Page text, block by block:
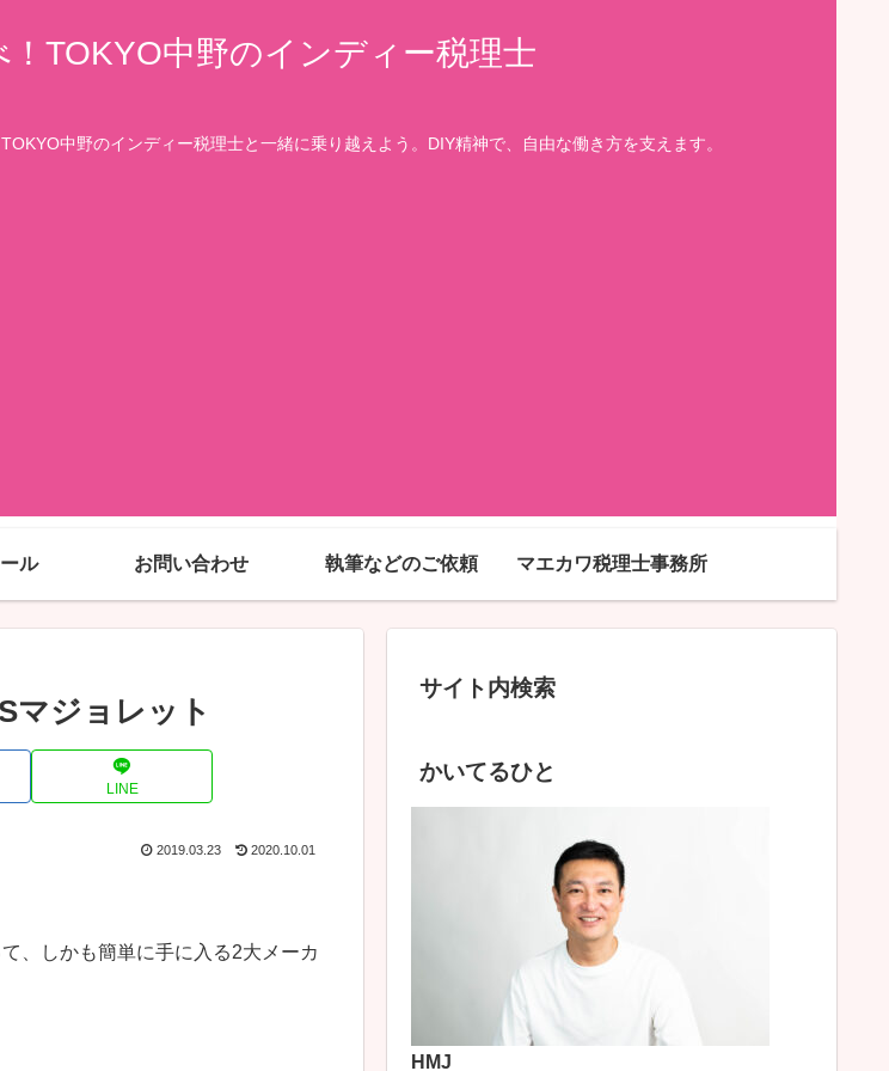
TOKYO中野のインディー税理士
中野のインディー税理士と一緒に乗り越えよう。DIY精神で、自由な働き方を支えます。
ル お問い合わせ 執筆などのご依頼 マエカワ税理士事務所
マジョレット
LINE
2019.03.23 2020.10.01
、しかも簡単に手に入る2大メーカ
サイト内検索
かいてるひと
HMJ